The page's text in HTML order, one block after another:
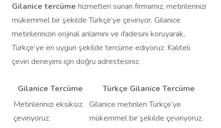
Gilanice tercüme hizmetleri sunan firmamız, metinlerinizi
mükemmel bir şekilde Türkçe’ye çeviriyor. Gilanice
metinlerinizin orijinal anlamını ve ifadesini koruyarak,
Türkçe’ye en uygun şekilde tercüme ediyoruz. Kaliteli
çeviri deneyimi için doğru adrestesiniz.
Gilanice Tercüme
Türkçe Gilanice Tercüme
Metinlerinizi eksiksiz
çeviriyoruz.
Gilanice metinleri Türkçe’ye
mükemmel bir şekilde çeviriyoruz.